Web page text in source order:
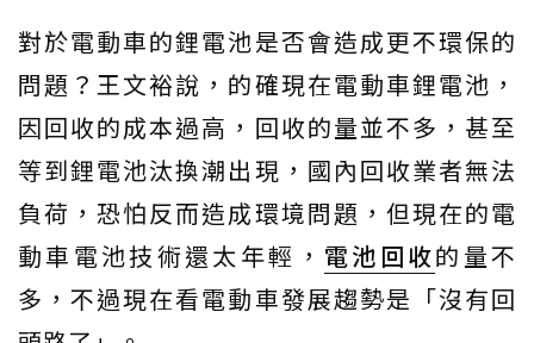
對於電動車的鋰電池是否會造成更不環保的
問題？王文裕說，的確現在電動車鋰電池，
因回收的成本過高，回收的量並不多，甚至
等到鋰電池汰換潮出現，國內回收業者無法
負荷，恐怕反而造成環境問題，但現在的電
動車電池技術還太年輕， 電池回收的量不
多，不過現在看電動車發展趨勢是「沒有回